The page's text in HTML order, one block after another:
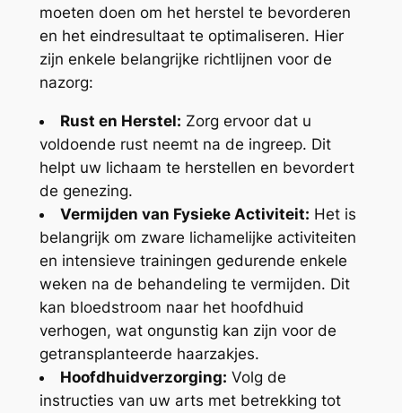
moeten doen om het herstel te bevorderen
en het eindresultaat te optimaliseren. Hier
zijn enkele belangrijke richtlijnen voor de
nazorg:
Rust en Herstel: Zorg ervoor dat u
voldoende rust neemt na de ingreep. Dit
helpt uw lichaam te herstellen en bevordert
de genezing.
Vermijden van Fysieke Activiteit: Het is
belangrijk om zware lichamelijke activiteiten
en intensieve trainingen gedurende enkele
weken na de behandeling te vermijden. Dit
kan bloedstroom naar het hoofdhuid
verhogen, wat ongunstig kan zijn voor de
getransplanteerde haarzakjes.
Hoofdhuidverzorging: Volg de
instructies van uw arts met betrekking tot